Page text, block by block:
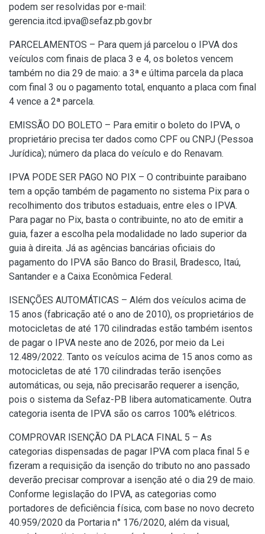
podem ser resolvidas por e-mail:
gerencia.itcd.ipva@sefaz.pb.gov.br
PARCELAMENTOS – Para quem já parcelou o IPVA dos
veículos com finais de placa 3 e 4, os boletos vencem
também no dia 29 de maio: a 3ª e última parcela da placa
com final 3 ou o pagamento total, enquanto a placa com final
4 vence a 2ª parcela.
EMISSÃO DO BOLETO – Para emitir o boleto do IPVA, o
proprietário precisa ter dados como CPF ou CNPJ (Pessoa
Jurídica); número da placa do veículo e do Renavam.
IPVA PODE SER PAGO NO PIX – O contribuinte paraibano
tem a opção também de pagamento no sistema Pix para o
recolhimento dos tributos estaduais, entre eles o IPVA.
Para pagar no Pix, basta o contribuinte, no ato de emitir a
guia, fazer a escolha pela modalidade no lado superior da
guia à direita. Já as agências bancárias oficiais do
pagamento do IPVA são Banco do Brasil, Bradesco, Itaú,
Santander e a Caixa Econômica Federal.
ISENÇÕES AUTOMÁTICAS – Além dos veículos acima de
15 anos (fabricação até o ano de 2010), os proprietários de
motocicletas de até 170 cilindradas estão também isentos
de pagar o IPVA neste ano de 2026, por meio da Lei
12.489/2022. Tanto os veículos acima de 15 anos como as
motocicletas de até 170 cilindradas terão isenções
automáticas, ou seja, não precisarão requerer a isenção,
pois o sistema da Sefaz-PB libera automaticamente. Outra
categoria isenta de IPVA são os carros 100% elétricos.
COMPROVAR ISENÇÃO DA PLACA FINAL 5 – As
categorias dispensadas de pagar IPVA com placa final 5 e
fizeram a requisição da isenção do tributo no ano passado
deverão precisar comprovar a isenção até o dia 29 de maio.
Conforme legislação do IPVA, as categorias como
portadores de deficiência física, com base no novo decreto
40.959/2020 da Portaria n° 176/2020, além da visual,